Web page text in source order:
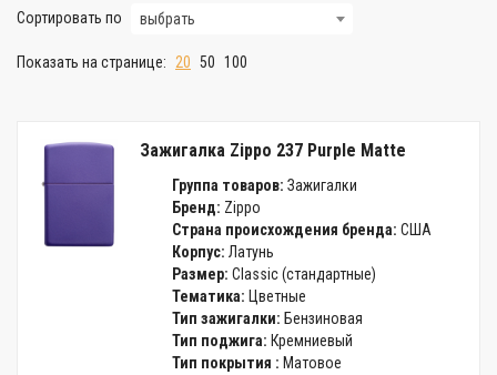
Сортировать по выбрать
Показать на странице: 20 50 100
Зажигалка Zippo 237 Purple Matte
Группа товаров: Зажигалки
Бренд: Zippo
Страна происхождения бренда: США
Корпус: Латунь
Размер: Classic (стандартные)
Тематика: Цветные
Тип зажигалки: Бензиновая
Тип поджига: Кремниевый
Тип покрытия : Матовое